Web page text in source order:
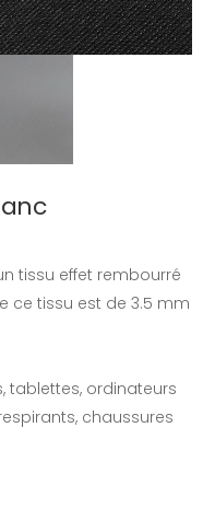
tissu effet rembourré
ce tissu est de 3.5 mm
tablettes, ordinateurs
chaussures